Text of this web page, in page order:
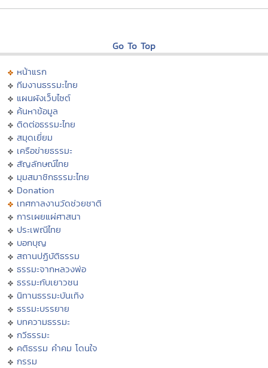
Go To Top
หน้าแรก
ทีมงานธรรมะไทย
แผนผังเว็บไซต์
ค้นหาข้อมูล
ติดต่อธรรมะไทย
สมุดเยี่ยม
เครือข่ายธรรมะ
สัญลักษณ์ไทย
มุมสมาชิกธรรมะไทย
Donation
เทศกาลงานวัดช่วยชาติ
การเผยแผ่ศาสนา
ประเพณีไทย
บอกบุญ
สถานปฏิบัติธรรม
ธรรมะจากหลวงพ่อ
ธรรมะกับเยาวชน
นิทานธรรมะบันเทิง
ธรรมะบรรยาย
บทความธรรมะ
กวีธรรมะ
คติธรรม คำคม โดนใจ
กรรม